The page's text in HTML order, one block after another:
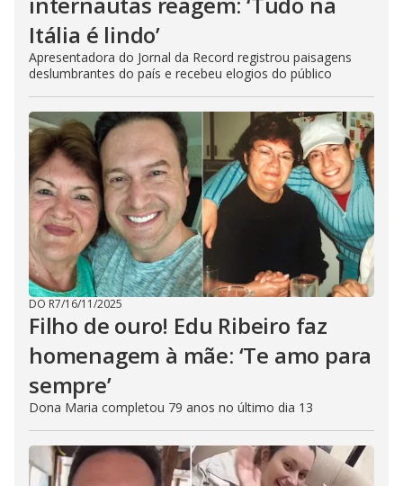
Itália é lindo’
Apresentadora do Jornal da Record registrou paisagens
deslumbrantes do país e recebeu elogios do público
DO R7/16/11/2025
Filho de ouro! Edu Ribeiro faz
homenagem à mãe: ‘Te amo para
sempre’
Dona Maria completou 79 anos no último dia 13